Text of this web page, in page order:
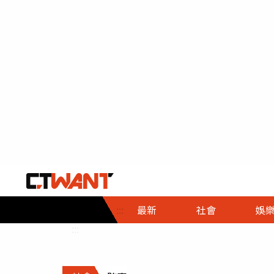
::: 最新 社會
社會首頁
時事
調查
娛樂
娛樂首頁
即時
財經首頁
熱線
政